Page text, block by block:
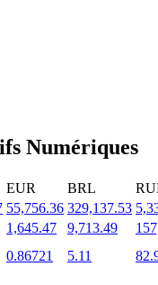
populaires
Numériques
EUR BRL
55,756.36 329,137.53
1,645.47 9,713.49
0.86721 5.11